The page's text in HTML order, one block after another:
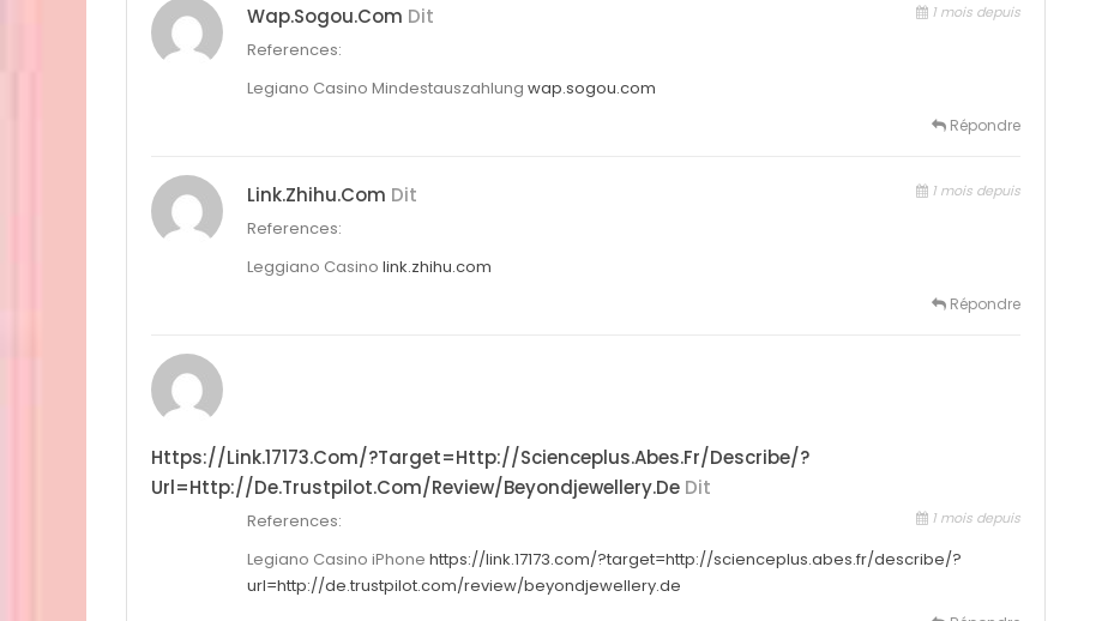
Wap.sogou.com Dit 1 mois depuis
References:
Legiano Casino Mindestauszahlung wap.sogou.com
Répondre
Link.zhihu.com Dit 1 mois depuis
References:
Leggiano Casino link.zhihu.com
Répondre
Https://link.17173.com/?target=http://scienceplus.abes.fr/describe/?
Url=http://de.trustpilot.com/review/beyondjewellery.de Dit
1 mois depuis
References:
Legiano Casino iPhone https://link.17173.com/?target=http://scienceplus.abes.fr/describe/?
url=http://de.trustpilot.com/review/beyondjewellery.de